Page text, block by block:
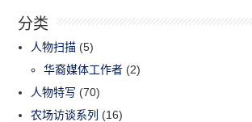
分类
人物扫描 (5)
华裔媒体工作者 (2)
人物特写 (70)
农场访谈系列 (16)